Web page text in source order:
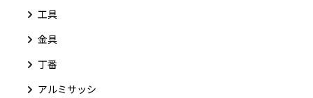
工具
金具
丁番
アルミサッシ